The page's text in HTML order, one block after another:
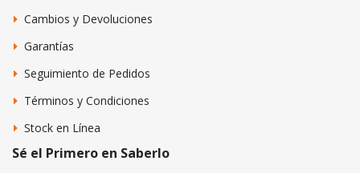
Cambios y Devoluciones
Garantías
Seguimiento de Pedidos
Términos y Condiciones
Stock en Línea
Sé el Primero en Saberlo